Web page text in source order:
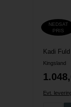
NEDSAT
PRIS
Kadi
Kingsland
Evt.